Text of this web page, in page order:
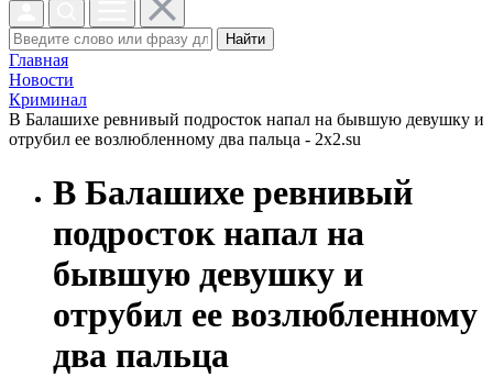
Найти
Главная
Новости
Криминал
В Балашихе ревнивый подросток напал на бывшую девушку и
отрубил ее возлюбленному два пальца - 2x2.su
В Балашихе ревнивый
подросток напал на
бывшую девушку и
отрубил ее возлюбленному
два пальца